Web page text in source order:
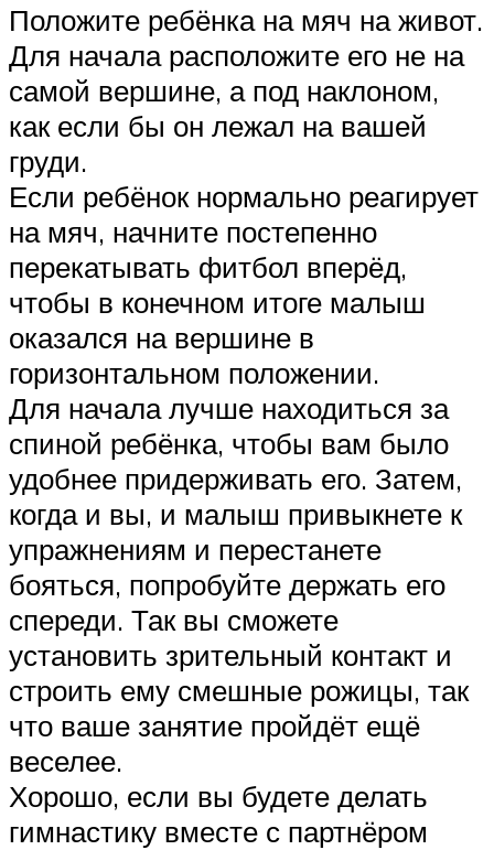
Положите ребёнка на мяч на живот.
Для начала расположите его не на
самой вершине, а под наклоном,
как если бы он лежал на вашей
груди.
Если ребёнок нормально реагирует
на мяч, начните постепенно
перекатывать фитбол вперёд,
чтобы в конечном итоге малыш
оказался на вершине в
горизонтальном положении.
Для начала лучше находиться за
спиной ребёнка, чтобы вам было
удобнее придерживать его. Затем,
когда и вы, и малыш привыкнете к
упражнениям и перестанете
бояться, попробуйте держать его
спереди. Так вы сможете
установить зрительный контакт и
строить ему смешные рожицы, так
что ваше занятие пройдёт ещё
веселее.
Хорошо, если вы будете делать
гимнастику вместе с партнёром